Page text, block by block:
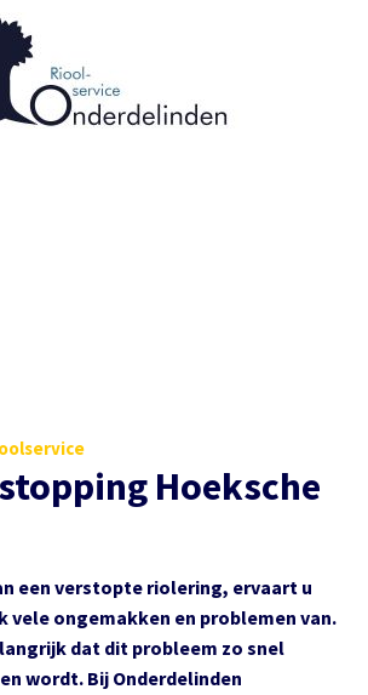
Hoeksche
een verstopte riolering, ervaart u
vele ongemakken en problemen van.
dat dit probleem zo snel
wordt. Bij Onderdelinden